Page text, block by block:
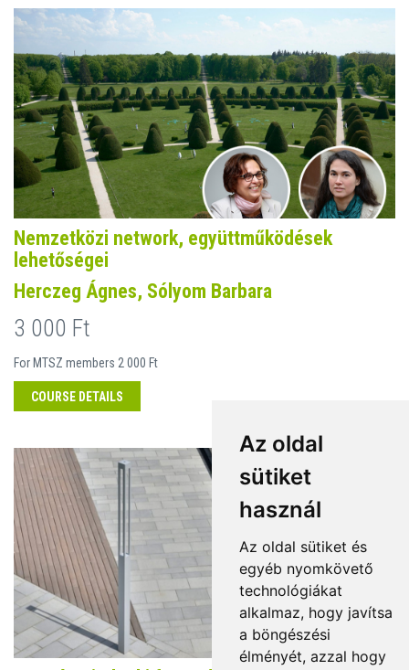
Az oldal
sütiket
használ
Az oldal sütiket és
egyéb nyomkövető
technológiákat
alkalmaz, hogy javítsa
a böngészési
élményét, azzal hogy
Nemzetközi network, együttműködések
lehetőségei
Herczeg Ágnes, Sólyom Barbara
3 000 Ft
For MTSZ members 2 000 Ft
COURSE DETAILS